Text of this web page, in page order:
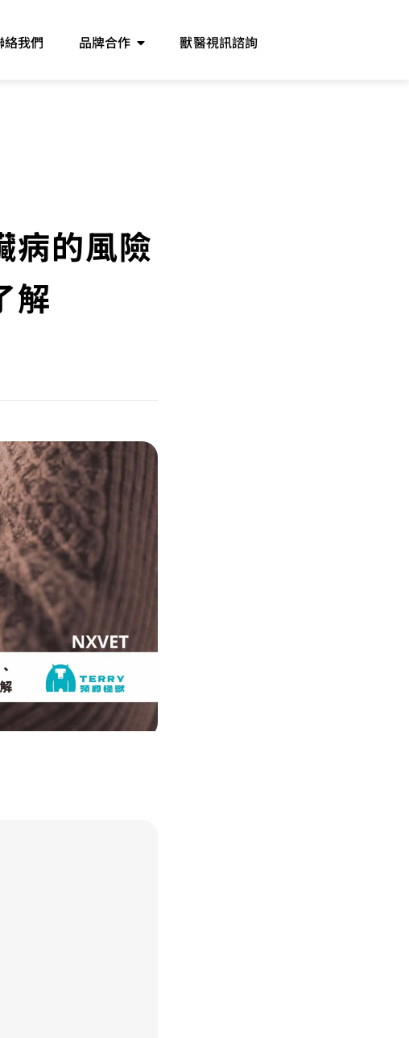
絡我們 品牌合作 獸醫視訊諮詢
病的風險
解